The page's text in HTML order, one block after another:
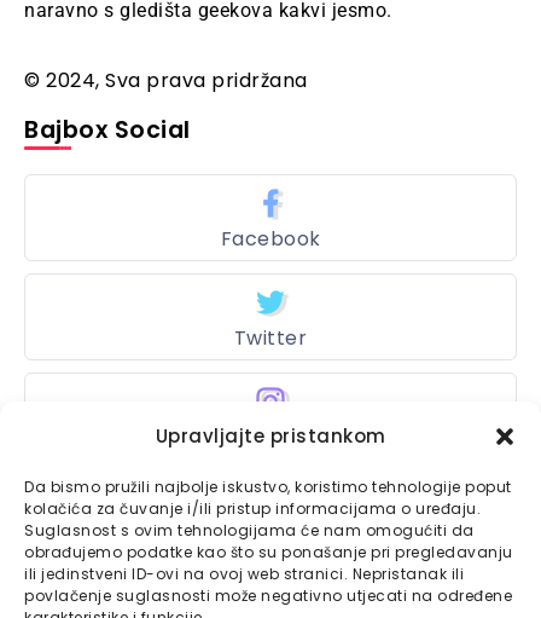
Upravljajte pristankom
Da bismo pružili najbolje iskustvo, koristimo tehnologije poput
kolačića za čuvanje i/ili pristup informacijama o uređaju.
Suglasnost s ovim tehnologijama će nam omogućiti da
obrađujemo podatke kao što su ponašanje pri pregledavanju
ili jedinstveni ID-ovi na ovoj web stranici. Nepristanak ili
povlačenje suglasnosti može negativno utjecati na određene
naravno s gledišta geekova kakvi jesmo.
© 2024, Sva prava pridržana
Bajbox Social
Facebook
Twitter
Instagram
Bajtbox
Linkovi Bajtbox koristi